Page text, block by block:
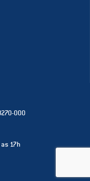
000
17h